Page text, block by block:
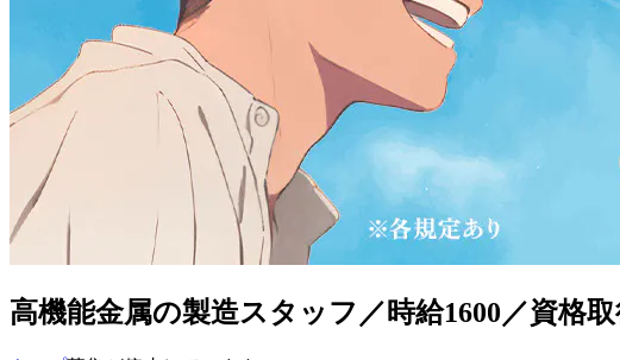
高機能金属の製造スタッフ／時給1600／資格